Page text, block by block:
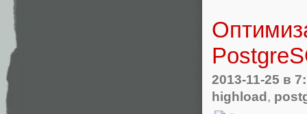
2013-11-25 в
highload,